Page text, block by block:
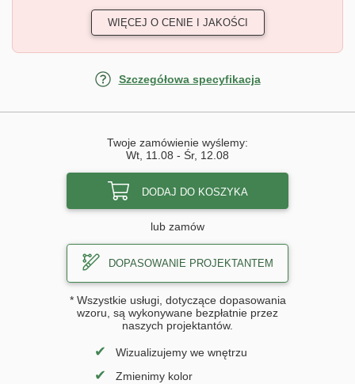
WIĘCEJ O CENIE I JAKOŚCI
Szczegółowa specyfikacja
Twoje zamówienie wyślemy:
Wt, 11.08 - Śr, 12.08
DODAJ DO KOSZYKA
lub zamów
DOPASOWANIE PROJEKTANTEM
* Wszystkie usługi, dotyczące dopasowania
wzoru, są wykonywane bezpłatnie przez
naszych projektantów.
✔ Wizualizujemy we wnętrzu
✔ Zmienimy kolor